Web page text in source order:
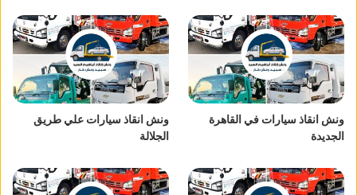
ونش انقاذ سيارات في القاهرة
الجديدة
ونش انقاذ سيارات علي طريق
الجلالة